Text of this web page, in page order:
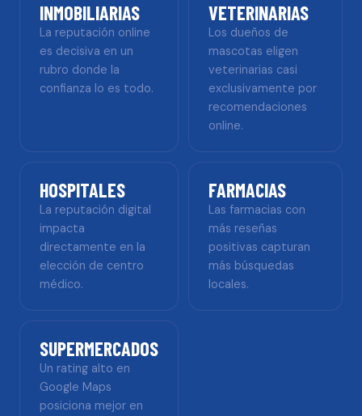
INMOBILIARIAS
La reputación online
es decisiva en un
rubro donde la
confianza lo es todo.
VETERINARIAS
Los dueños de
mascotas eligen
veterinarias casi
exclusivamente por
recomendaciones
online.
HOSPITALES
La reputación digital
impacta
directamente en la
elección de centro
médico.
FARMACIAS
Las farmacias con
más reseñas
positivas capturan
más búsquedas
locales.
SUPERMERCADOS
Un rating alto en
Google Maps
posiciona mejor en